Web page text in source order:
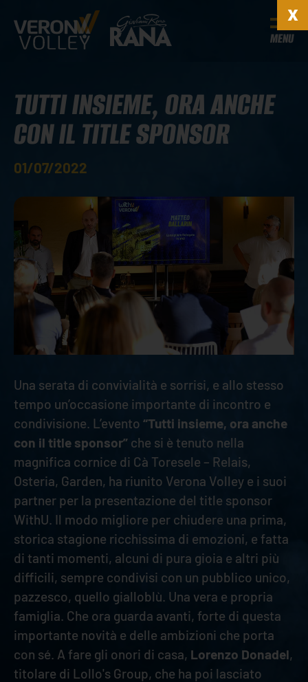
MENU
TUTTI INSIEME, ORA ANCHE
CON IL TITLE SPONSOR
01/07/2022
Una serata di convivialità e sorrisi, e allo stesso
tempo un’occasione importante di incontro e
condivisione. L’evento “Tutti insieme, ora anche
con il title sponsor” che si è tenuto nella
magnifica cornice di Cà Toresele – Relais,
Osteria, Garden, ha riunito Verona Volley e i suoi
partner per la presentazione del title sponsor
WithU. Il modo migliore per chiudere una prima,
storica stagione ricchissima di emozioni, e fatta
di tanti momenti, alcuni di pura gioia e altri più
difficili, sempre condivisi con un pubblico unico,
pazzesco, quello gialloblù. Una vera e propria
famiglia. Che ora guarda avanti, forte di questa
importante novità e delle ambizioni che porta
con sé. A fare gli onori di casa, Lorenzo Donadel,
titolare di Lollo's Group, che ha poi lasciato